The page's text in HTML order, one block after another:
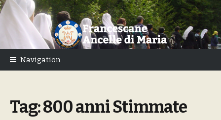
navigation
content
Navigation
Tag:800 anni Stimmate